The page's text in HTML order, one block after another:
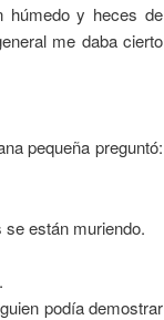
húmedo y heces de
me daba cierto
pequeña preguntó:
están muriendo.
podía demostrar